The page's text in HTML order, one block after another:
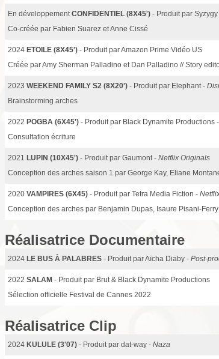
En développement CONFIDENTIEL (8X45') - Produit par
Co-créée par Fabien Suarez et Anne Cissé
2024 ETOILE (8X45') - Produit par Amazon Prime Vidéo US
Créée par Amy Sherman Palladino et Dan Palladino // Story
2023 WEEKEND FAMILY S2 (8X20') - Produit par Elephant -
Brainstorming arches
2022 POGBA (6X45') - Produit par Black Dynamite Productions -
Consultation écriture
2021 LUPIN (10X45') - Produit par Gaumont - Netflix Originals
Conception des arches saison 1 par George Kay, Eliane
2020 VAMPIRES (6X45) - Produit par Tetra Media Fiction -
Conception des arches par Benjamin Dupas, Isaure Pisani-
Réalisatrice Documentaire
2024 LE BUS À PALABRES - Produit par Aïcha Diaby - Post-
2022 SALAM - Produit par Brut & Black Dynamite Productions
Sélection officielle Festival de Cannes 2022
Réalisatrice Clip
2024 KULULE (3'07) - Produit par dat-way - Naza